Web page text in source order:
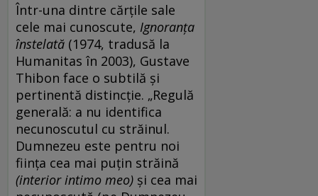
Într-una dintre cărţile sale
cele mai cunoscute, Ignoranţa
înstelată (1974, tradusă la
Humanitas în 2003), Gustave
Thibon face o subtilă şi
pertinentă distincţie. „Regulă
generală: a nu identifica
necunoscutul cu străinul.
Dumnezeu este pentru noi
fiinţa cea mai puţin străină
(interior intimo meo) şi cea mai